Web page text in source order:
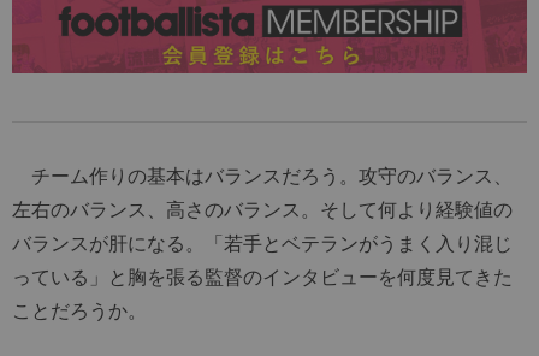
チーム作りの基本はバランスだろう。攻守のバランス、
左右のバランス、高さのバランス。そして何より経験値の
バランスが肝になる。「若手とベテランがうまく入り混じ
っている」と胸を張る監督のインタビューを何度見てきた
ことだろうか。